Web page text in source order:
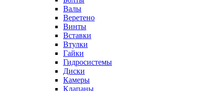
Валы
Веретено
Винты
Вставки
Втулки
Гайки
Гидросистемы
Диски
Камеры
Клапаны